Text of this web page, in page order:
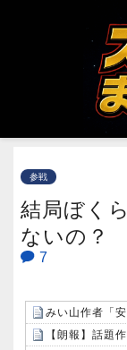
参戦
結局ぼく
ないの？
7